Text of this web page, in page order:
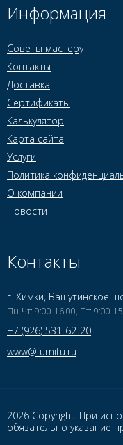
Информация
Советы мастеру
Контакты
Доставка
Сертификаты
Калькулятор
Карта сайта
Услуги
Политика
О компании
Новости
Контакты
г. Химки, Вашутинское
Пн-Чт: 9:00-16:00, Пт: 9:00-
+7 (926) 531-62-20
www@furnitu.ru
2026 Copyright. При
обязательно указание